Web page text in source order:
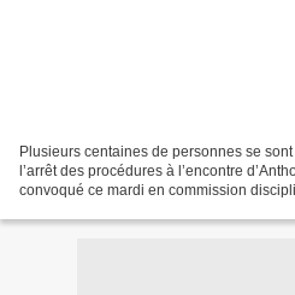
Plusieurs centaines de personnes se
l’arrêt des procédures à l’encontre
convoqué ce mardi en commission